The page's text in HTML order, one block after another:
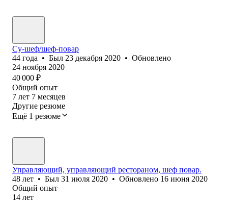
Су-шеф/шеф-повар
44 года • Был 23 декабря 2020 • Обновлено
24 ноября 2020
40 000 ₽
Общий опыт
7 лет 7 месяцев
Другие резюме
Ещё 1 резюме
Управляющий, управляющий рестораном, шеф повар.
48 лет • Был 31 июля 2020 • Обновлено 16 июня 2020
Общий опыт
14 лет